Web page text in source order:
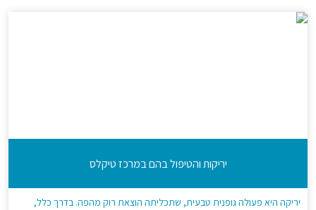
יריקות והטיפול בהם במרכז טיקלס
יריקה היא פעולה גופנית טבעית, שתכליתה הוצאת רוק מהפה. בדרך כלל,